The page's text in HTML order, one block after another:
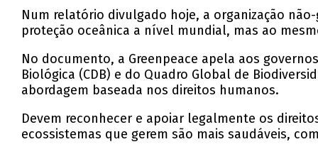
COP17 em outubro avaliará o progresso em
Num relatório divulgado hoje, a organização
proteção oceânica a nível mundial, mas ao
No documento, a Greenpeace apela aos
Biológica (CDB) e do Quadro Global de
abordagem baseada nos direitos humanos.
Devem reconhecer e apoiar legalmente os
ecossistemas que gerem são mais saudáveis,